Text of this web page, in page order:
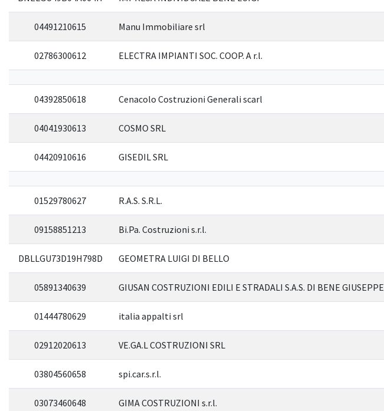
04491210615 Manu Immobiliare srl
02786300612 ELECTRA IMPIANTI SOC. COOP. A r.l.
04392850618 Cenacolo Costruzioni Generali scarl
04041930613 COSMO SRL
04420910616 GISEDIL SRL
01529780627 R.A.S. S.R.L.
09158851213 Bi.Pa. Costruzioni s.r.l.
DBLLGU73D19H798D GEOMETRA LUIGI DI BELLO
05891340639 GIUSAN COSTRUZIONI EDILI E STRADALI S.A.S. DI BENE GIUSEPPE
01444780629 italia appalti srl
02912020613 VE.GA.L COSTRUZIONI SRL
03804560658 spi.car.s.r.l.
03073460648 GIMA COSTRUZIONI s.r.l.